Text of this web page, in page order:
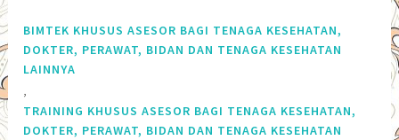
BIMTEK KHUSUS ASESOR BAGI TENAGA KESEHATAN,
DOKTER, PERAWAT, BIDAN DAN TENAGA KESEHATAN
LAINNYA
TRAINING KHUSUS ASESOR BAGI TENAGA KESEHATAN,
DOKTER, PERAWAT, BIDAN DAN TENAGA KESEHATAN